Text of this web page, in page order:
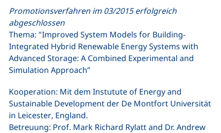
Promotionsverfahren im 03/2015 erfolgreich
abgeschlossen
Thema: "Improved System Models for Building-
Integrated Hybrid Renewable Energy Systems with
Advanced Storage: A Combined Experimental and
Simulation Approach”
Kooperation: Mit dem Instutute of Energy and
Sustainable Development der De Montfort Universität
in Leicester, England.
Betreuung: Prof. Mark Richard Rylatt and Dr. Andrew